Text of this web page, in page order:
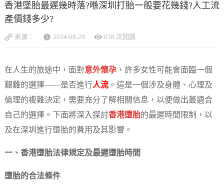
香港墜胎最遲幾時落?喺深圳打胎一般要花幾錢?人工流
產價錢多少?
來源： 2024-08-29 858 次閱讀
在人生的旅途中，面對意外懷孕，許多女性可能會面臨一個
艱難的選擇——是否進行人流。這是一個涉及身體、心理及
倫理的複雜決定，需要充分了解相關信息，以便做出蕞適合
自己的選擇。下面將深入探討香港墮胎的最遲時間限制，以
及在深圳進行墮胎的費用及其影響。
一、香港墮胎法律規定及最遲墮胎時間
墮胎的合法條件